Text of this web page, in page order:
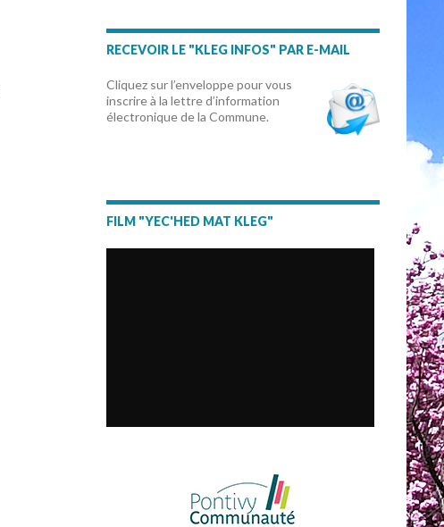
RECEVOIR LE "KLEG INFOS" PAR E-MAIL
Cliquez sur l’enveloppe pour vous
inscrire à la lettre d’information
électronique de la Commune.
FILM "YEC'HED MAT KLEG"